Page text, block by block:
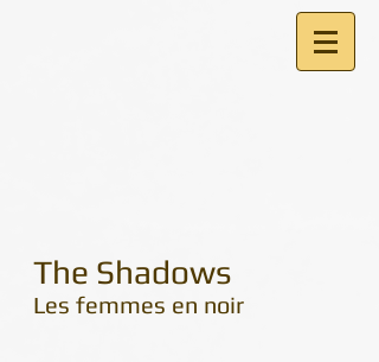
The Shadows
Les femmes en noir